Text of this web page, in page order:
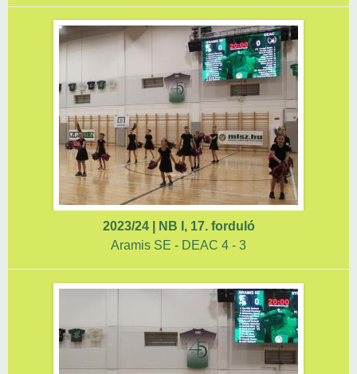
2023/24 | NB I, 17. forduló
Aramis SE - DEAC 4 - 3